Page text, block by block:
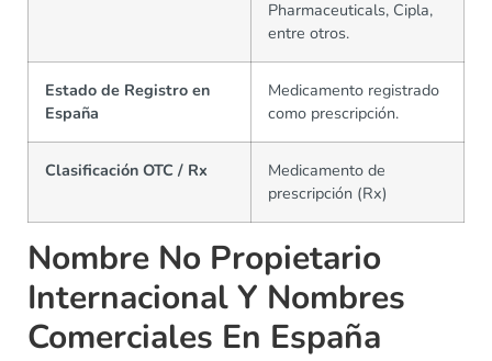
Pharmaceuticals, Cipla,
entre otros.
Estado de Registro en
España
Medicamento registrado
como prescripción.
Clasificación OTC / Rx
Medicamento de
prescripción (Rx)
Nombre No Propietario
Internacional Y Nombres
Comerciales En España